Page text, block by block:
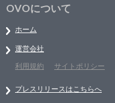
OVOについて
ホーム
運営会社
利用規約
サイトポリシー
プレスリリースはこちらへ